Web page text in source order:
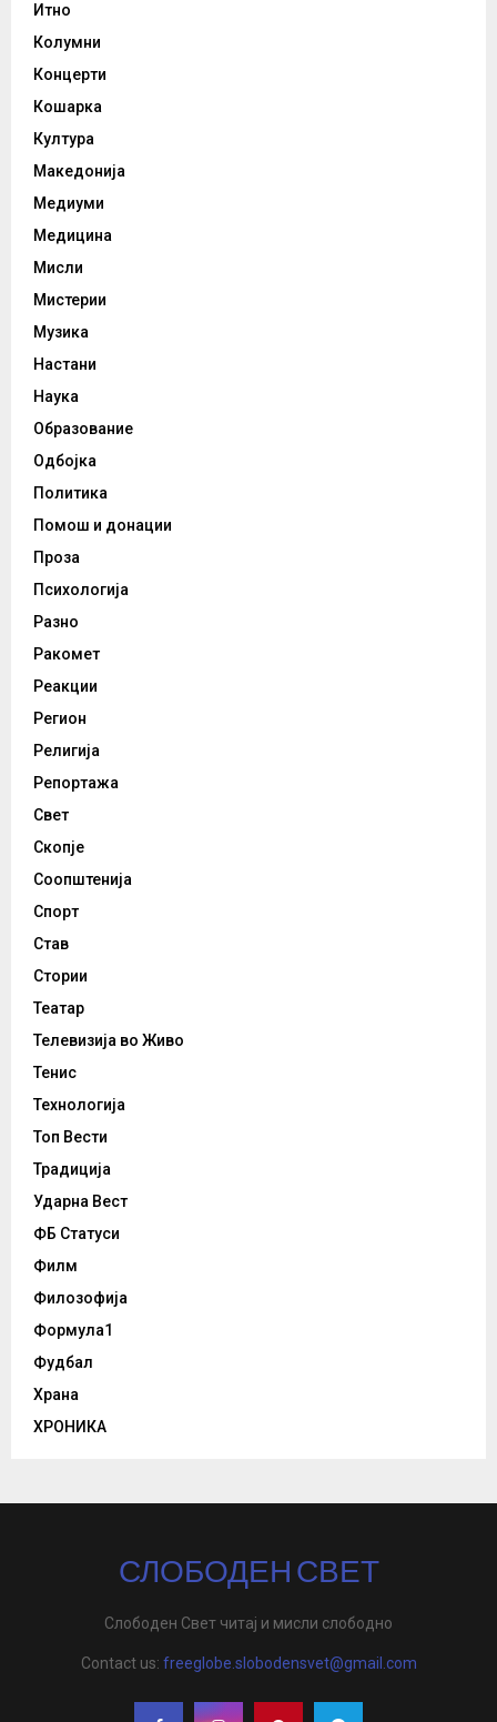
Итно
Колумни
Концерти
Кошарка
Култура
Македонија
Медиуми
Медицина
Мисли
Мистерии
Музика
Настани
Наука
Образование
Одбојка
Политика
Помош и донации
Проза
Психологија
Разно
Ракомет
Реакции
Регион
Религија
Репортажа
Свет
Скопје
Соопштенија
Спорт
Став
Стории
Театар
Телевизија во Живо
Тенис
Технологија
Топ Вести
Традиција
Ударна Вест
ФБ Статуси
Филм
Филозофија
Формула1
Фудбал
Храна
ХРОНИКА
СЛОБОДЕН СВЕТ
Слободен Свет читај и мисли слободно
Contact us: freeglobe.slobodensvet@gmail.com